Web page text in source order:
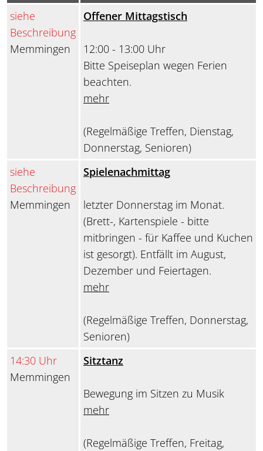
siehe
Beschreibung
Memmingen
Offener Mittagstisch
12:00 - 13:00 Uhr
Bitte Speiseplan wegen Ferien
beachten.
mehr
(Regelmäßige Treffen, Dienstag,
Donnerstag, Senioren)
siehe
Beschreibung
Memmingen
Spielenachmittag
letzter Donnerstag im Monat.
(Brett-, Kartenspiele - bitte
mitbringen - für Kaffee und Kuchen
ist gesorgt). Entfällt im August,
Dezember und Feiertagen.
mehr
(Regelmäßige Treffen, Donnerstag,
Senioren)
14:30 Uhr
Memmingen
Sitztanz
Bewegung im Sitzen zu Musik
mehr
(Regelmäßige Treffen, Freitag,